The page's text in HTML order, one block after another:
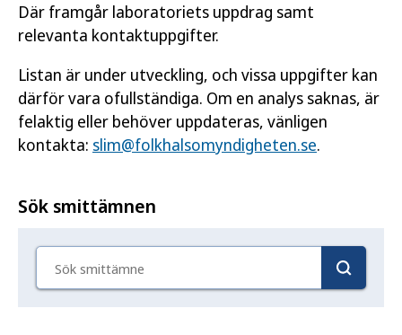
Där framgår laboratoriets uppdrag samt
relevanta kontaktuppgifter.
Listan är under utveckling, och vissa uppgifter kan
därför vara ofullständiga. Om en analys saknas, är
felaktig eller behöver uppdateras, vänligen
kontakta: slim@folkhalsomyndigheten.se.
Sök smittämnen